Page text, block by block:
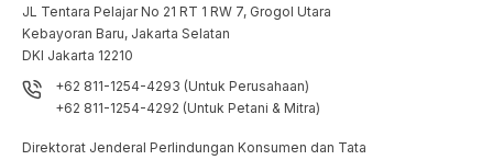
JL Tentara Pelajar No 21 RT 1 RW 7, Grogol Utara
Kebayoran Baru, Jakarta Selatan
DKI Jakarta 12210
+62 811-1254-4293 (Untuk Perusahaan)
+62 811-1254-4292 (Untuk Petani & Mitra)
Direktorat Jenderal Perlindungan Konsumen dan Tata